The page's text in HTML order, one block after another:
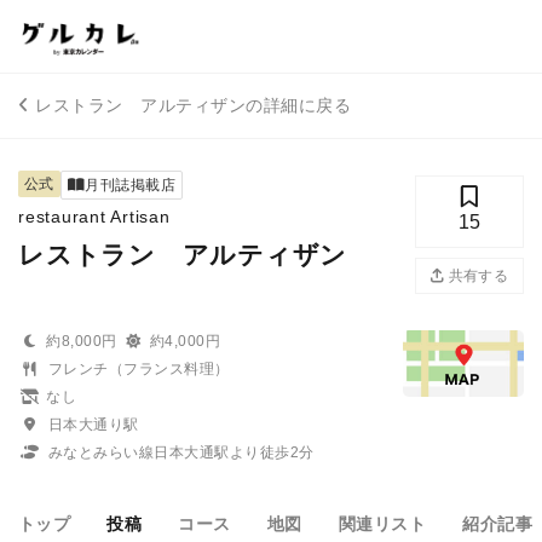
レストラン アルティザンの詳細に戻る
公式 月刊誌掲載店
restaurant Artisan
レストラン アルティザン
15
共有する
約8,000円
約4,000円
フレンチ（フランス料理）
なし
日本大通り駅
みなとみらい線日本大通駅より徒歩2分
トップ 投稿 コース 地図 関連リスト 紹介記事